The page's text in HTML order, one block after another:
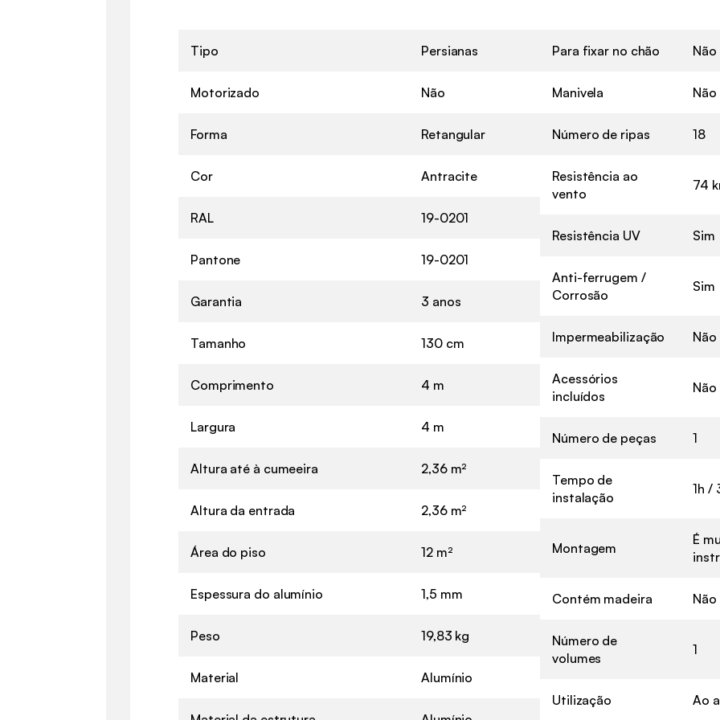
Tipo Persianas
Motorizado Não
Forma Retangular
Cor Antracite
RAL 19-0201
Pantone 19-0201
Garantia 3 anos
Tamanho 130 cm
Comprimento 4 m
Largura 4 m
Altura até à cumeeira 2,36 m²
Altura da entrada 2,36 m²
Área do piso 12 m²
Espessura do alumínio 1,5 mm
Peso 19,83 kg
Material Alumínio
Para fixar no chão Não
Manivela Não
Número de ripas 18
Resistência ao
vento
74
Resistência UV Sim
Anti-ferrugem /
Corrosão
Sim
Impermeabilização Não
Acessórios
incluídos
Não
Número de peças 1
Tempo de
instalação
1h /
Montagem
É
Contém madeira Não
Número de
volumes
1
Utilização Ao